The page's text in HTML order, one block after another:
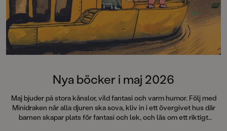
Nya böcker i maj 2026
Maj bjuder på stora känslor, vild fantasi och varm humor. Följ med
Minidraken när alla djuren ska sova, kliv in i ett övergivet hus där
barnen skapar plats för fantasi och lek, och läs om ett riktigt